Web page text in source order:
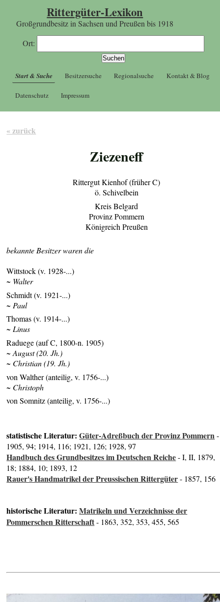
Rittergüter-Lexikon
Großgrundbesitz in Sachsen und Preußen bis 1918
Ort:
Start & Suche Besitzersuche Regionalsuche Kontakt & Blog
Datenschutz Impressum
« zurück
Ziezeneff
Rittergut Kienhof (früher C)
ö. Schivelbein
Kreis Belgard
Provinz Pommern
Königreich Preußen
bekannte Besitzer waren die
Wittstock (v. 1928-...)
~ Walter
Schmidt (v. 1921-...)
~ Paul
Thomas (v. 1914-...)
~ Linus
Raduege (auf C, 1800-n. 1905)
~ August (20. Jh.)
~ Christian (19. Jh.)
von Walther (anteilig, v. 1756-...)
~ Christoph
von Somnitz (anteilig, v. 1756-...)
statistische Literatur:Güter-Adreßbuch der Provinz Pommern-
1905, 94; 1914, 116; 1921, 126; 1928, 97
Handbuch des Grundbesitzes im Deutschen Reiche- I, II, 1879,
18; 1884, 10; 1893, 12
Rauer's Handmatrikel der Preussischen Rittergüter- 1857, 156
historische Literatur:Matrikeln und Verzeichnisse der
Pommerschen Ritterschaft- 1863, 352, 353, 455, 565